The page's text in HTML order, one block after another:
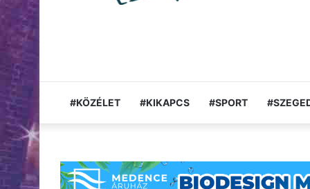
#KÖZÉLET #KIKAPCS #SPORT